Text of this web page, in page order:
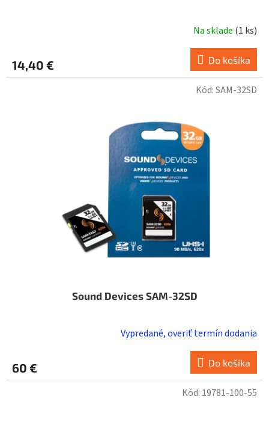
Na sklade (1 ks)
14,40 € Do košíka
Sound Devices SAM-32SD
Vypredané, overiť termín dodania
60 € Do košíka
Kód:SAM-32SD
Kód: 19781-100-55